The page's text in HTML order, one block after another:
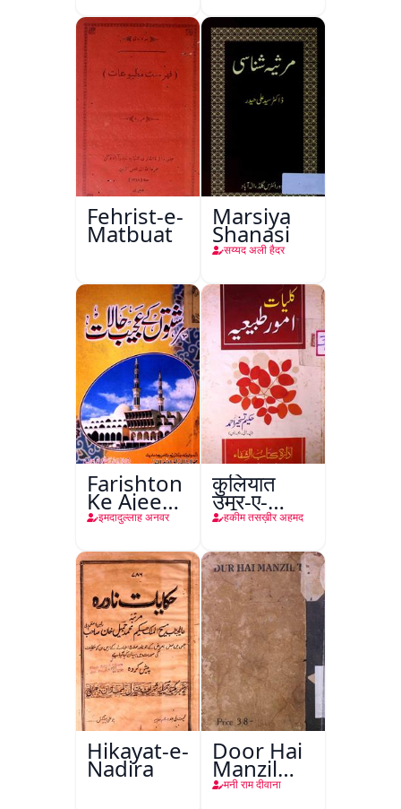
Ishariya
Fehrist-e-
Matbuat
Marsiya
Shanasi
सय्यद अली हैदर
Farishton
Ke Ajeeb
Halat
इमदादुल्लाह अनवर
कुलियात
उमूर-ए-
तबीइया
हकीम तसख़ीर अहमद
Hikayat-e-
Nadira
Door Hai
Manzil
Teri
मनी राम दीवाना